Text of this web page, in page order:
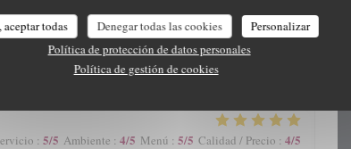
aceptar todas Denegar todas las cookies
Personalizar
Política de protección de datos personales
Política de gestión de cookies
Ambiente : 5 /5 Menú: 5/5 Calidad / Precio
: 5/5 Ambiente : 4/5 Menú : 5/5 Calidad / Precio : 4/5